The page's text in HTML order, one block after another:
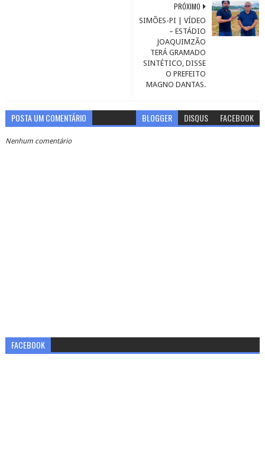
PRÓXIMO
SIMÕES-PI | VÍDEO
– ESTÁDIO
JOAQUIMZÃO
TERÁ GRAMADO
SINTÉTICO, DISSE
O PREFEITO
MAGNO DANTAS.
POSTA UM COMENTÁRIO BLOGGER DISQUS FACEBOOK
Nenhum comentário
FACEBOOK